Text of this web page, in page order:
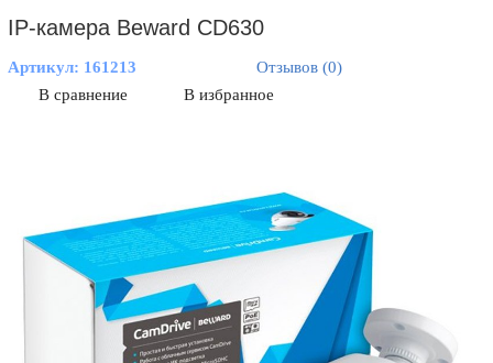
IP-камера Beward CD630
Артикул: 161213
Отзывов (0)
В сравнение
В избранное